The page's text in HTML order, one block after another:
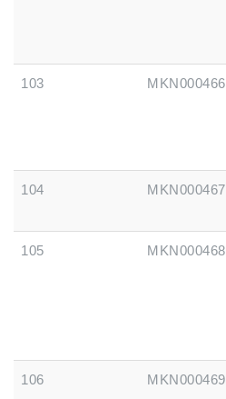
103 MKN000466
104 MKN000467
105 MKN000468
106 MKN000469